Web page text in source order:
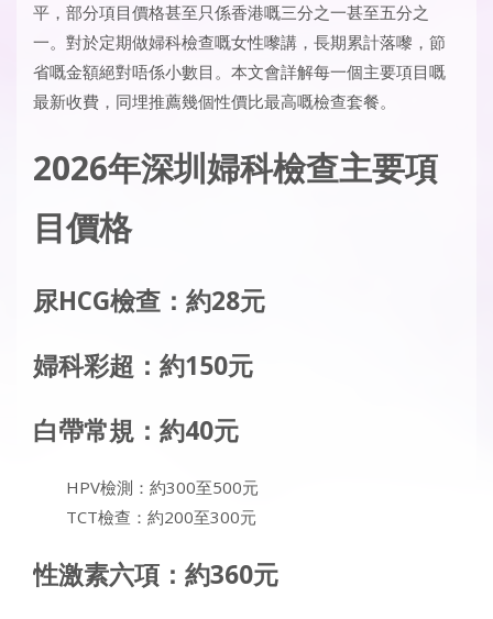
平，部分項目價格甚至只係香港嘅三分之一甚至五分之
一。對於定期做婦科檢查嘅女性嚟講，長期累計落嚟，節
省嘅金額絕對唔係小數目。本文會詳解每一個主要項目嘅
最新收費，同埋推薦幾個性價比最高嘅檢查套餐。
2026年深圳婦科檢查主要項
目價格
尿HCG檢查：約28元
婦科彩超：約150元
白帶常規：約40元
HPV檢測：約300至500元
TCT檢查：約200至300元
性激素六項：約360元